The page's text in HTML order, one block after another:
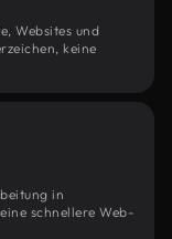
Websites und
keine
in
schnellere Web-